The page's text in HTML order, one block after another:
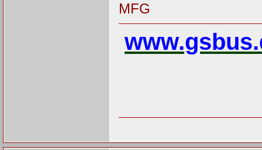
MFG